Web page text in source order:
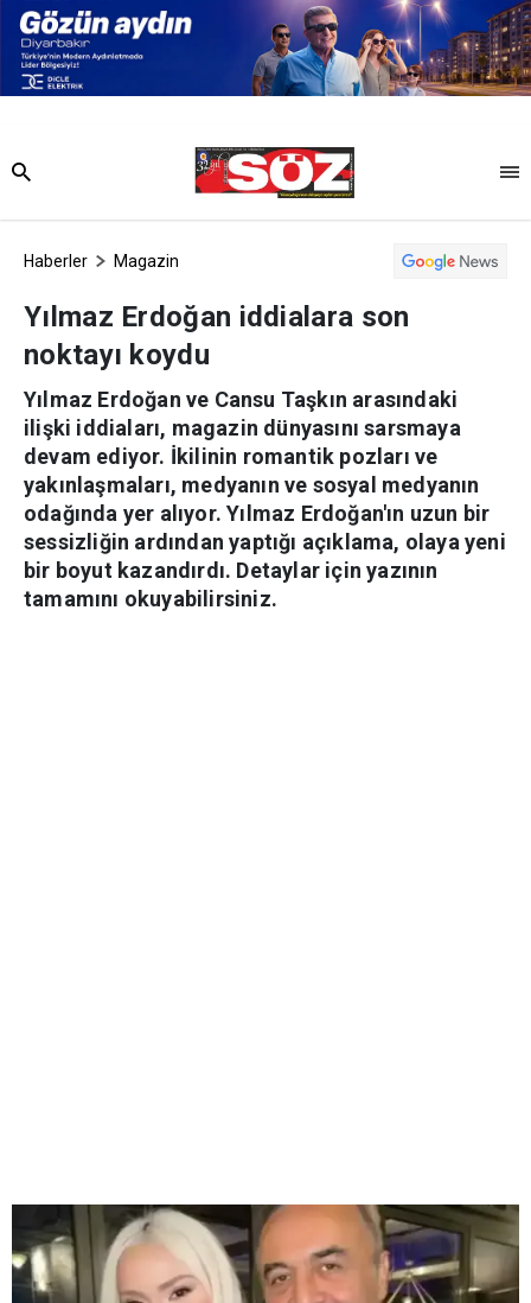
Haberler Magazin
Yılmaz Erdoğan iddialara son
noktayı koydu
Yılmaz Erdoğan ve Cansu Taşkın arasındaki
ilişki iddiaları, magazin dünyasını sarsmaya
devam ediyor. İkilinin romantik pozları ve
yakınlaşmaları, medyanın ve sosyal medyanın
odağında yer alıyor. Yılmaz Erdoğan'ın uzun bir
sessizliğin ardından yaptığı açıklama, olaya yeni
bir boyut kazandırdı. Detaylar için yazının
tamamını okuyabilirsiniz.